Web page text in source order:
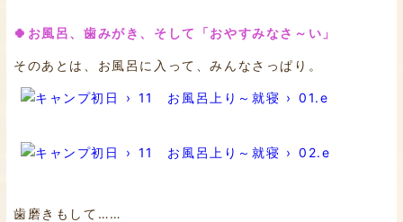
🍀お風呂、歯みがき、そして「おやすみなさ～い」
そのあとは、お風呂に入って、みんなさっぱり。
歯磨きもして……